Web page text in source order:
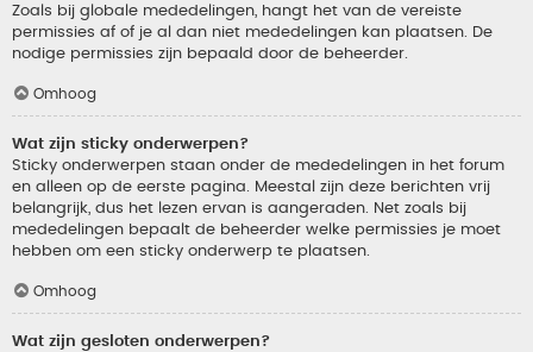
Zoals bij globale mededelingen, hangt het van de vereiste
permissies af of je al dan niet mededelingen kan plaatsen. De
nodige permissies zijn bepaald door de beheerder.
Omhoog
Wat zijn sticky onderwerpen?
Sticky onderwerpen staan onder de mededelingen in het forum
en alleen op de eerste pagina. Meestal zijn deze berichten vrij
belangrijk, dus het lezen ervan is aangeraden. Net zoals bij
mededelingen bepaalt de beheerder welke permissies je moet
hebben om een sticky onderwerp te plaatsen.
Omhoog
Wat zijn gesloten onderwerpen?